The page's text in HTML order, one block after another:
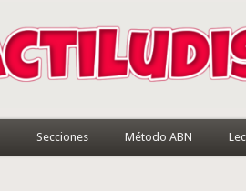
Secciones Método ABN